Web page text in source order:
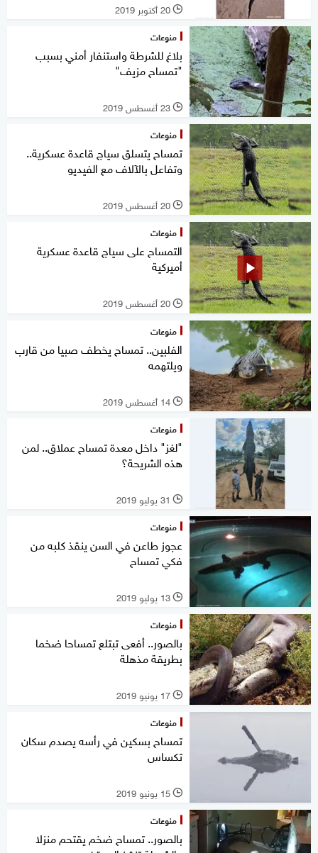
l 20 أكتوبر 2019
منوعات
بلاغ للشرطة واستنفار أمني بسبب
"تمساح مزيف"
l 23 أغسطس 2019
منوعات
تمساح يتسلق سياج قاعدة عسكرية..
وتفاعل بالآلاف مع الفيديو
l 20 أغسطس 2019
منوعات
التمساح على سياج قاعدة عسكرية
أميركية
l 20 أغسطس 2019
منوعات
الفلبين.. تمساح يخطف صبيا من قارب
ويلتهمه
l 14 أغسطس 2019
منوعات
"لغز" داخل معدة تمساح عملاق.. لمن
هذه الشريحة؟
l 31 يوليو 2019
منوعات
عجوز طاعن في السن ينقذ كلبه من
فكي تمساح
l 13 يوليو 2019
منوعات
بالصور.. أفعى تبتلع تمساحا ضخما
بطريقة مذهلة
l 17 يونيو 2019
منوعات
تمساح بسكين في رأسه يصدم سكان
تكساس
l 15 يونيو 2019
منوعات
بالصور.. تمساح ضخم يقتحم منزلا